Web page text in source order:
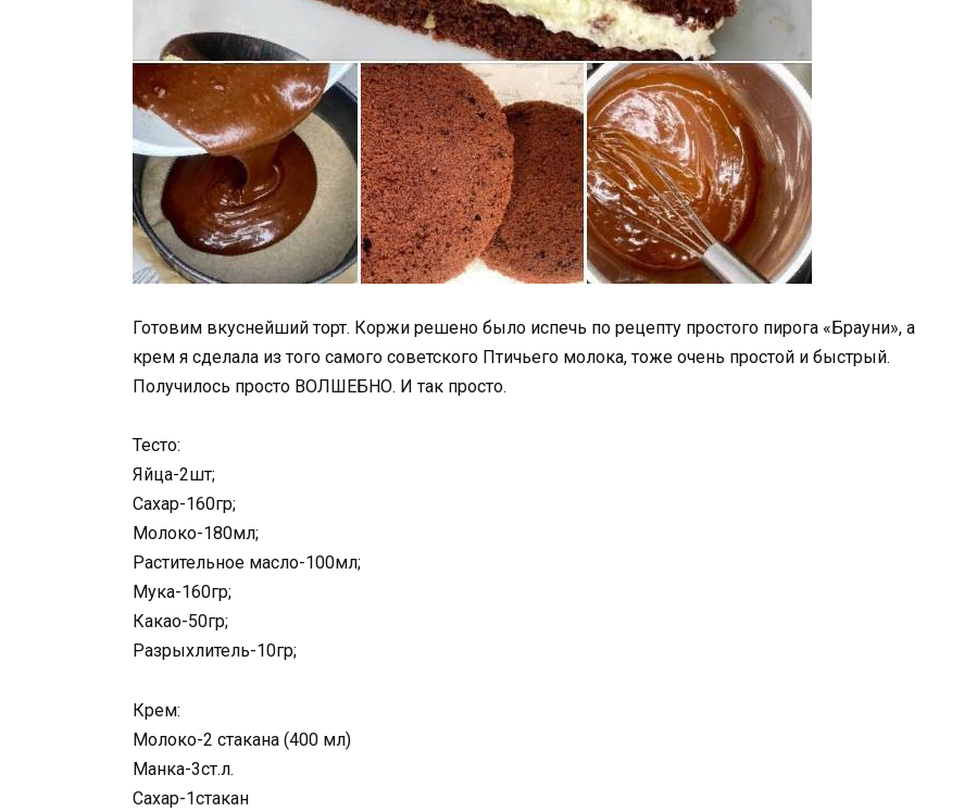
Готовим вкуснейший торт. Коржи решено было испечь по рецепту простого пирога «Брауни», а
крем я сделала из того самого советского Птичьего молока, тоже очень простой и быстрый.
Получилось просто ВОЛШЕБНО. И так просто.
Тесто:
Яйца-2шт;
Сахар-160гр;
Молоко-180мл;
Растительное масло-100мл;
Мука-160гр;
Какао-50гр;
Разрыхлитель-10гр;
Крем:
Молоко-2 стакана (400 мл)
Манка-3ст.л.
Сахар-1стакан